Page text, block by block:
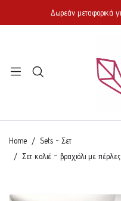
Δωρεάν μεταφορικά
Home
Sets - Σετ
Σετ κολιέ – βραχιόλι με